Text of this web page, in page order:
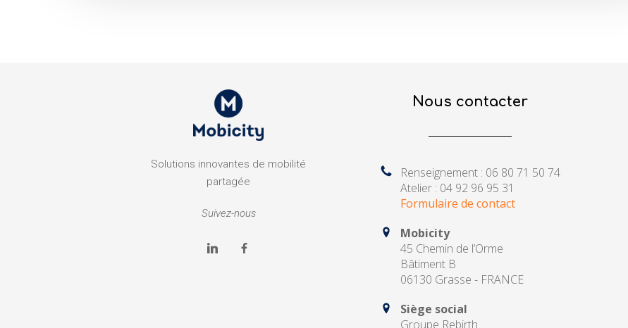
Solutions innovantes de mobilité
partagée
Suivez-nous
Nous contacter
Renseignement : 06 80 71 50 74
Atelier : 04 92 96 95 31
Formulaire de contact
Mobicity
45 Chemin de l’Orme
Bâtiment B
06130 Grasse - FRANCE
Siège social
Groupe Rebirth